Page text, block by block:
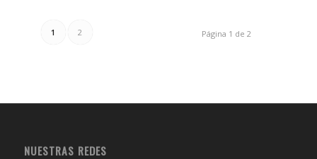
Página 1 de 2
1 2
NUESTRAS REDES